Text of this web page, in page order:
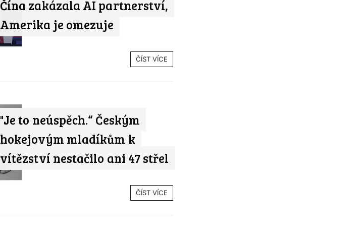
Čína zakázala AI partnerství,
Amerika je omezuje
ČÍST VÍCE
"Je to neúspěch.“ Českým
hokejovým mladíkům k
vítězství nestačilo ani 47 střel
ČÍST VÍCE